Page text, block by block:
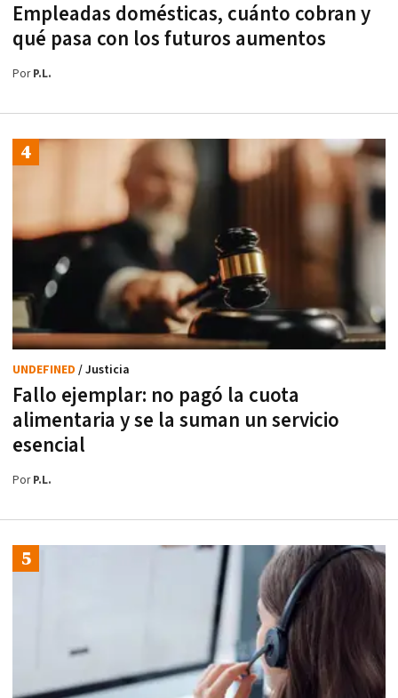
Empleadas domésticas, cuánto cobran y
qué pasa con los futuros aumentos
PorP.L.
Fallo ejemplar: no pagó la cuota
alimentaria y se la suman un servicio
esencial
UNDEFINED / Justicia
PorP.L.